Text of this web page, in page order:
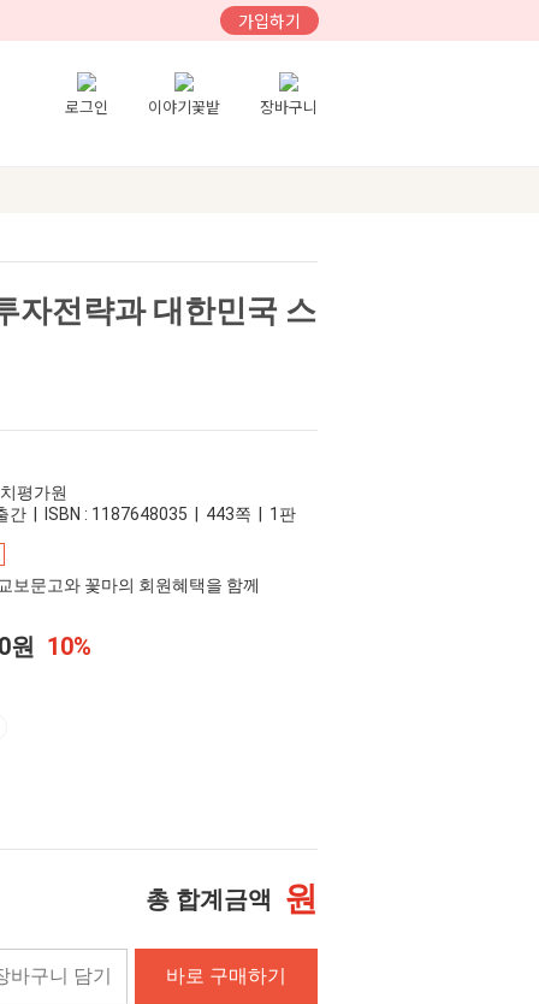
가입하기
로그인 이야기꽃밭 장바구니
자전략과 대한민국 스
평가원
간 | ISBN : 1187648035 | 443쪽 | 1판
보문고와 꽃마의 회원혜택을 함께
원 10%
총 합계금액 원
바구니 담기 바로 구매하기